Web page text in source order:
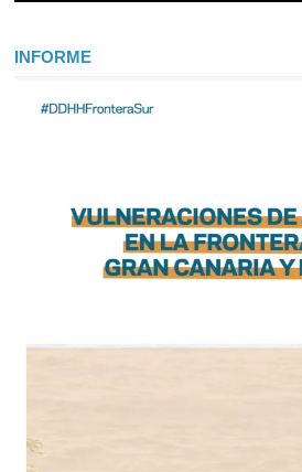
INFORME